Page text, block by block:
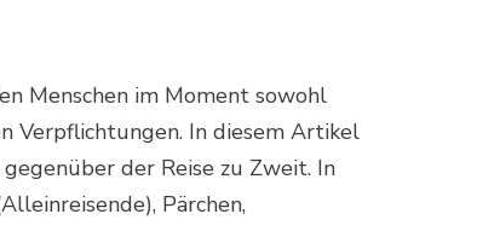
Menschen im Moment sowohl
Verpflichtungen. In diesem Artikel
der Reise zu Zweit. In
Pärchen,